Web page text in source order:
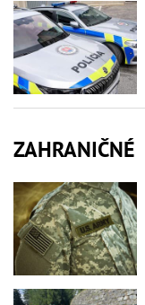
ZAHRANIČNÉ